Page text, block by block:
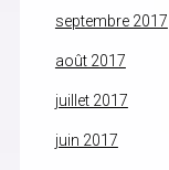
septembre 2017
août 2017
juillet 2017
juin 2017